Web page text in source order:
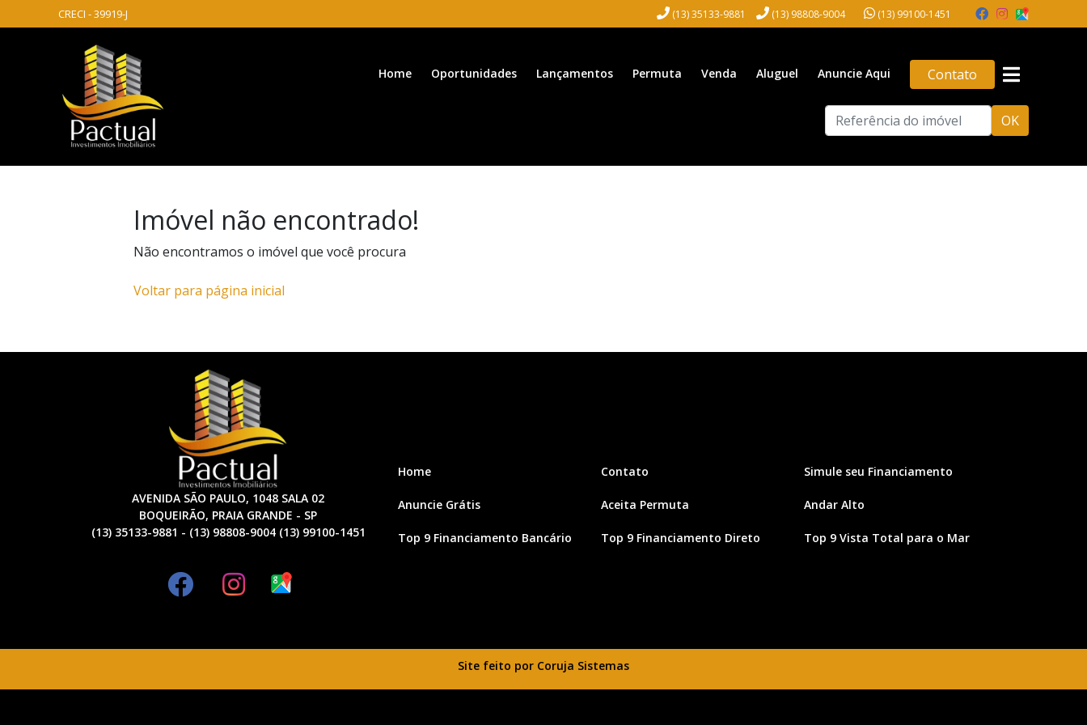
CRECI - 39919-J (13) 35133-9881 (13) 98808-9004 (13) 99100-1451
Home Oportunidades Lançamentos Permuta Venda Aluguel Anuncie Aqui Contato
OK
Imóvel não encontrado!
Não encontramos o imóvel que você procura
Voltar para página inicial
AVENIDA SÃO PAULO, 1048 SALA 02
BOQUEIRÃO, PRAIA GRANDE - SP
(13) 35133-9881 - (13) 98808-9004 (13) 99100-1451
Home Contato Simule seu Financiamento
Anuncie Grátis Aceita Permuta Andar Alto
Top 9 Financiamento Bancário Top 9 Financiamento Direto Top 9 Vista Total para o Mar
Site feito por Coruja Sistemas